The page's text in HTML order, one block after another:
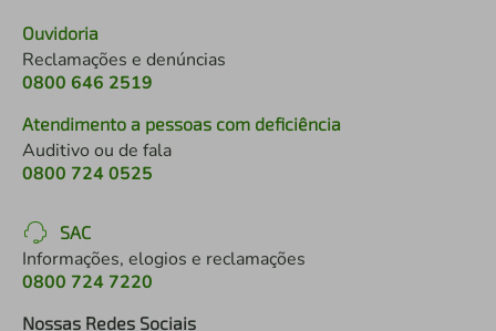
Ouvidoria
Reclamações e denúncias
0800 646 2519
Atendimento a pessoas com deficiência
Auditivo ou de fala
0800 724 0525
SAC
Informações, elogios e reclamações
0800 724 7220
Nossas Redes Sociais